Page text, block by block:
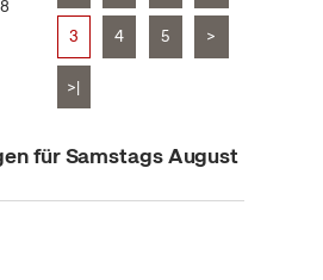
3 4 5 >
>|
für Samstags August